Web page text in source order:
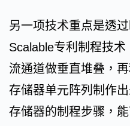
另一项技术重点是透
Scalable专利制程技
流通道做垂直堆叠，
存储器单元阵列制作
存储器的制程步骤，